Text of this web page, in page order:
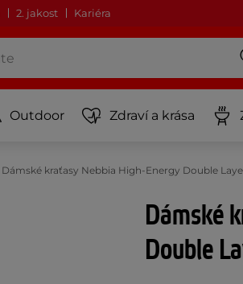
2. jakost Kariéra
Outdoor Zdraví a krása
Dámské kraťasy Nebbia High-Energy Double
Dámské
Double